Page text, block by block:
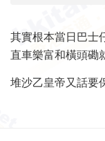
其實根本當日巴士
直車樂富和橫頭磡
堆沙乙皇帝又話要